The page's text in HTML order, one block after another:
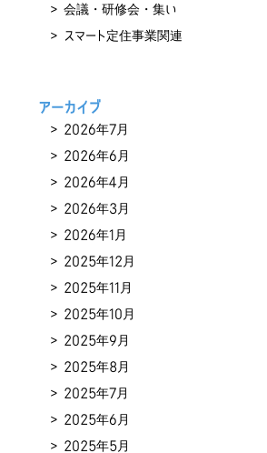
会議・研修会・集い
スマート定住事業関連
アーカイブ
2026年7月
2026年6月
2026年4月
2026年3月
2026年1月
2025年12月
2025年11月
2025年10月
2025年9月
2025年8月
2025年7月
2025年6月
2025年5月